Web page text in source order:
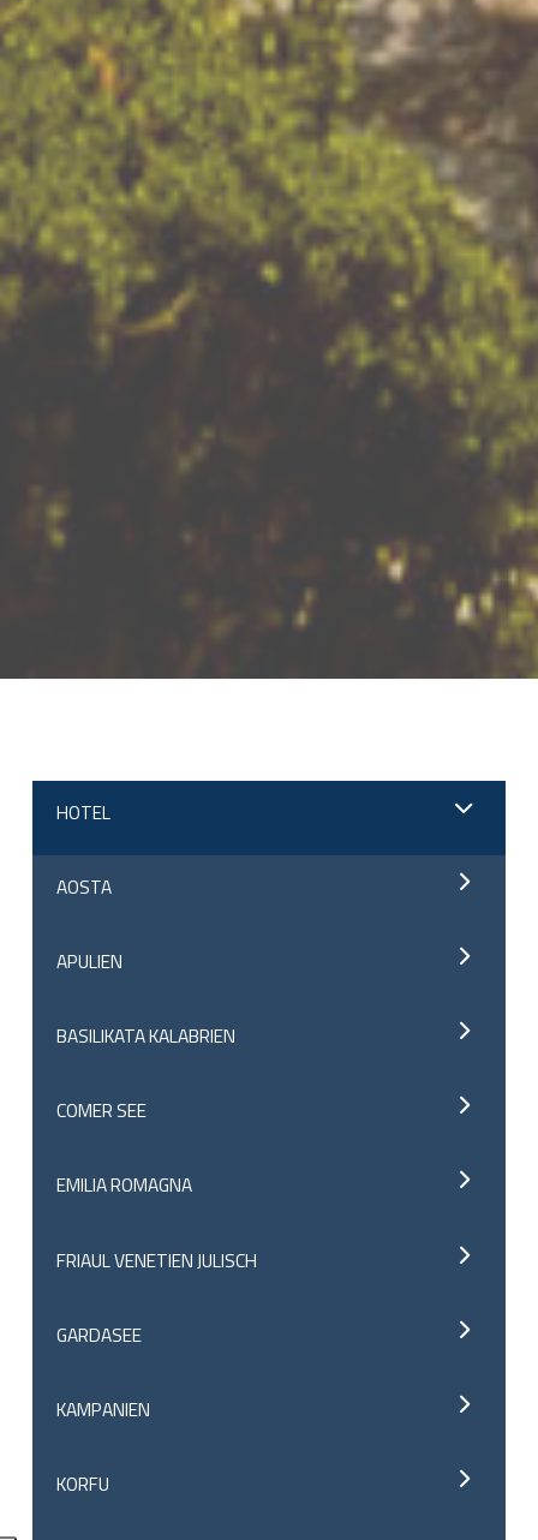
HOTEL
AOSTA
APULIEN
BASILIKATA KALABRIEN
COMER SEE
EMILIA ROMAGNA
FRIAUL VENETIEN JULISCH
GARDASEE
KAMPANIEN
KORFU